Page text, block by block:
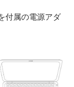
付属の電源アダ